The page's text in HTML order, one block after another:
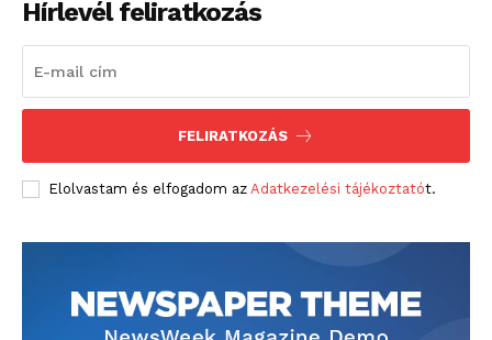
Hírlevél feliratkozás
FELIRATKOZÁS
Elolvastam és elfogadom az Adatkezelési tájékoztatót.